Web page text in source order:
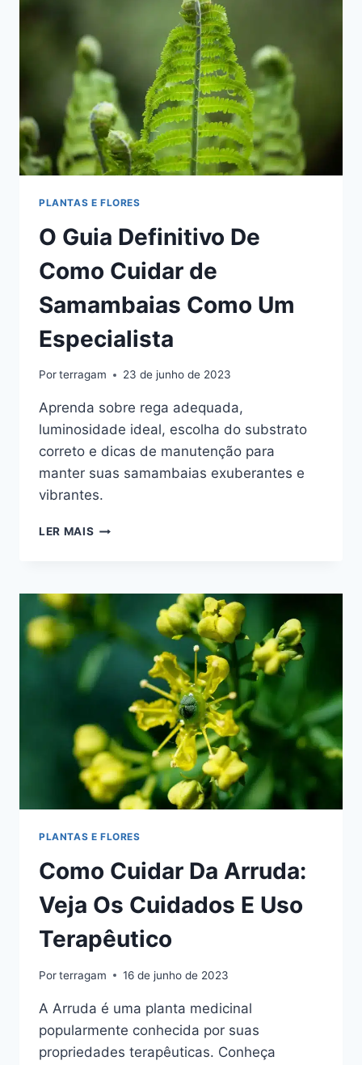
PLANTAS E FLORES
O Guia Definitivo De
Como Cuidar de
Samambaias Como Um
Especialista
Porterragam 23 de junho de 2023
Aprenda sobre rega adequada,
luminosidade ideal, escolha do substrato
correto e dicas de manutenção para
manter suas samambaias exuberantes e
vibrantes.
LER MAIS O
COMO
DE
SAMAMBAIAS
COMO
UM
ESPECIALISTA
PLANTAS E FLORES
Como Cuidar Da Arruda:
Veja Os Cuidados E Uso
Terapêutico
Porterragam 16 de junho de 2023
A Arruda é uma planta medicinal
popularmente conhecida por suas
propriedades terapêuticas. Conheça